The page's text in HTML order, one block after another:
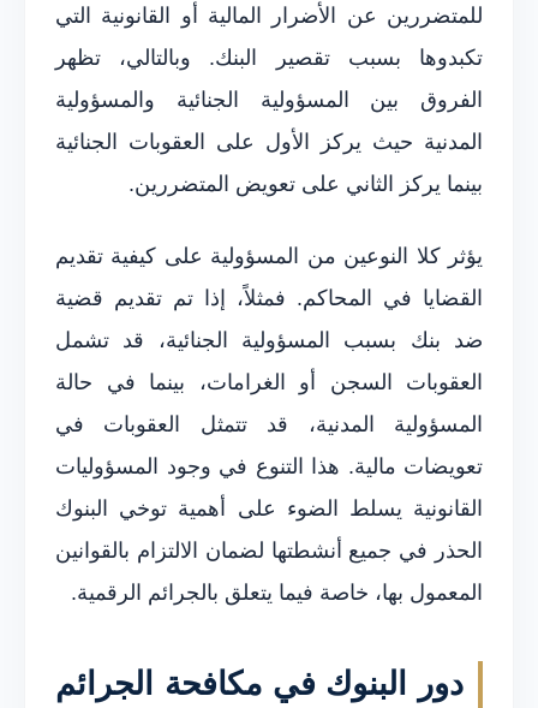
للمتضررين عن الأضرار المالية أو القانونية التي
تكبدوها بسبب تقصير البنك. وبالتالي، تظهر
الفروق بين المسؤولية الجنائية والمسؤولية
المدنية حيث يركز الأول على العقوبات الجنائية
بينما يركز الثاني على تعويض المتضررين.
يؤثر كلا النوعين من المسؤولية على كيفية تقديم
القضايا في المحاكم. فمثلاً، إذا تم تقديم قضية
ضد بنك بسبب المسؤولية الجنائية، قد تشمل
العقوبات السجن أو الغرامات، بينما في حالة
المسؤولية المدنية، قد تتمثل العقوبات في
تعويضات مالية. هذا التنوع في وجود المسؤوليات
القانونية يسلط الضوء على أهمية توخي البنوك
الحذر في جميع أنشطتها لضمان الالتزام بالقوانين
المعمول بها، خاصة فيما يتعلق بالجرائم الرقمية.
دور البنوك في مكافحة الجرائم